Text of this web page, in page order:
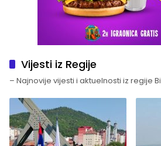
Vijesti iz Regije
– Najnovije vijesti i aktuelnosti iz regije